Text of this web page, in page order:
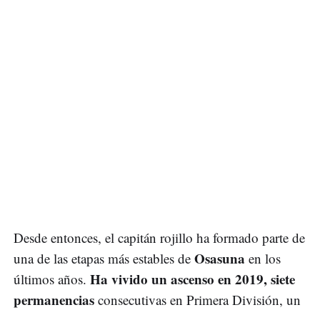
Desde entonces, el capitán rojillo ha formado parte de
una de las etapas más estables de Osasuna en los
últimos años. Ha vivido un ascenso en 2019, siete
permanencias consecutivas en Primera División, un